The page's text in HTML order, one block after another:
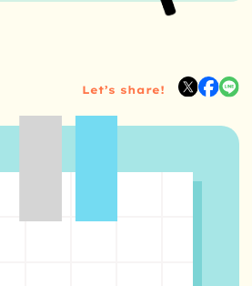
Let’s share!